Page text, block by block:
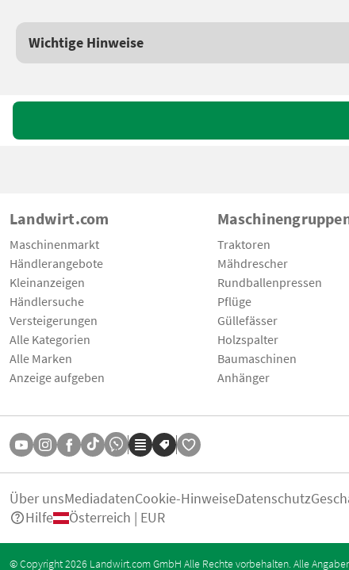
Wichtige Hinweise
Landwirt.com
Maschinenmarkt
Händlerangebote
Kleinanzeigen
Händlersuche
Versteigerungen
Alle Kategorien
Alle Marken
Anzeige aufgeben
Traktoren
Mähdrescher
Rundballenpressen
Pflüge
Güllefässer
Holzspalter
Baumaschinen
Anhänger
Über unsMediadatenCookie-HinweiseDatenschutz
Hilfe
Österreich | EUR
© Copyright 2026 Landwirt.com GmbH Alle Rechte vorbehalten. Alle